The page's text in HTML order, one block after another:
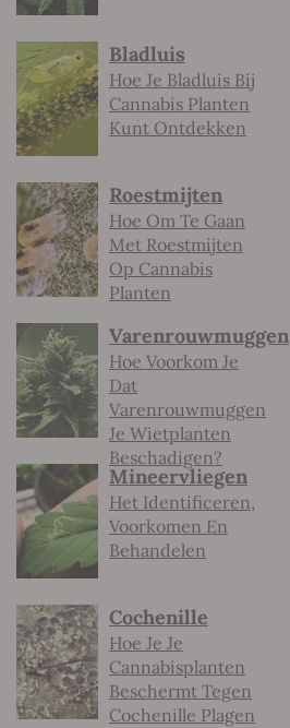
Bladluis
Hoe Je Bladluis Bij
Cannabis Planten
Kunt Ontdekken
Roestmijten
Hoe Om Te Gaan
Met Roestmijten
Op Cannabis
Planten
Varenrouwmuggen
Hoe Voorkom Je
Dat
Varenrouwmuggen
Je Wietplanten
Beschadigen?
Mineervliegen
Het Identificeren,
Voorkomen En
Behandelen
Cochenille
Hoe Je Je
Cannabisplanten
Beschermt Tegen
Cochenille Plagen